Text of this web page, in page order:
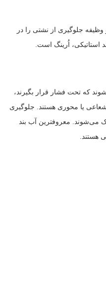
وظیفه جلوگیری از نشتی را در
استاتیکی، اُرینگ است.
که تحت فشار قرار بگیرند،
یا محوری هستند. جلوگیری
می‌شوند. معروفترین آب بند
هستند.